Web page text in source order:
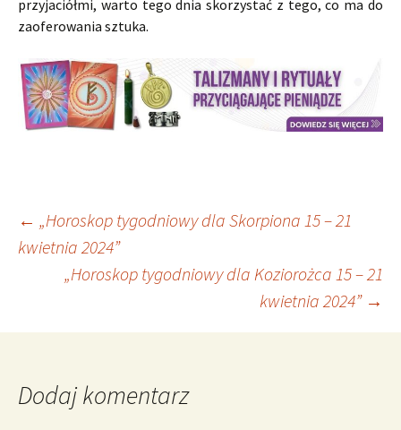
przyjaciółmi, warto tego dnia skorzystać z tego, co ma do
zaoferowania sztuka.
Nawigacja
wpisu
← „Horoskop tygodniowy dla Skorpiona 15 – 21
kwietnia 2024”
„Horoskop tygodniowy dla Koziorożca 15 – 21
kwietnia 2024” →
Dodaj komentarz